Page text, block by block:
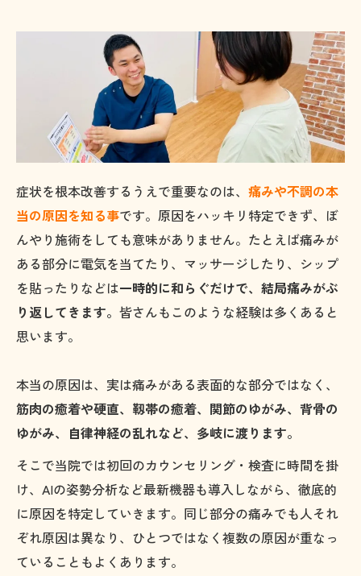
症状を根本改善するうえで重要なのは、 痛みや不調の本
当の原因を知る事です。原因をハッキリ特定できず、ぼ
んやり施術をしても意味がありません。たとえば痛みが
ある部分に電気を当てたり、マッサージしたり、シップ
を貼ったりなどは一時的に和らぐだけで、結局痛みがぶ
り返してきます。 皆さんもこのような経験は多くあると
思います。
本当の原因は、実は痛みがある表面的な部分ではなく、
筋肉の癒着や硬直、靱帯の癒着、関節のゆがみ、背骨の
ゆがみ、自律神経の乱れなど、多岐に渡ります。
そこで当院では初回のカウンセリング・検査に時間を掛
け、AIの姿勢分析など最新機器も導入しながら、徹底的
に原因を特定していきます。同じ部分の痛みでも人それ
ぞれ原因は異なり、ひとつではなく複数の原因が重なっ
ていることもよくあります。